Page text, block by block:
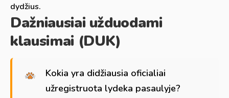
dydžius.
Dažniausiai užduodami
klausimai (DUK)
Kokia yra didžiausia oficialiai
užregistruota lydeka pasaulyje?